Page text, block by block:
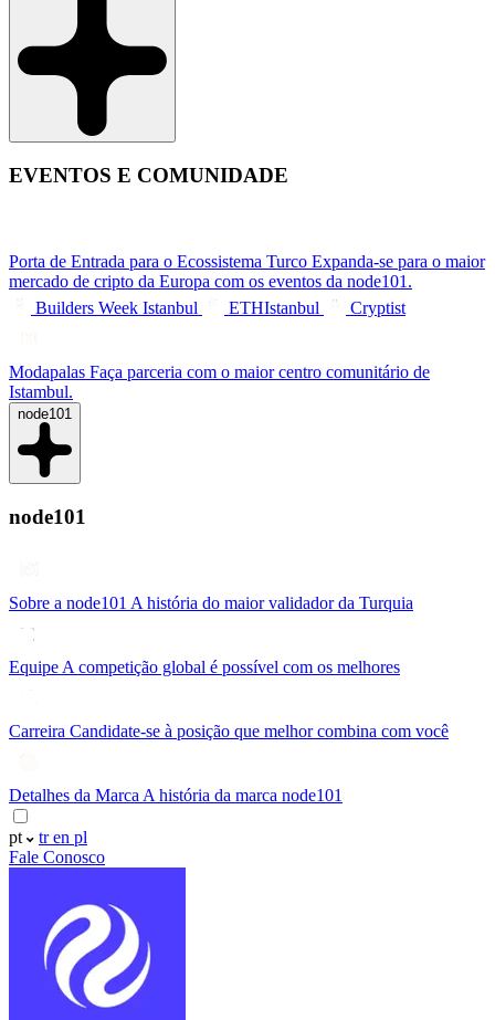
EVENTOS E COMUNIDADE
Porta de Entrada para o Ecossistema Turco Expanda-se para o maior
mercado de cripto da Europa com os eventos da node101.
Builders Week Istanbul
ETHIstanbul Cryptist
Modapalas Faça parceria com o maior centro comunitário de
Istambul.
node101
node101
Sobre a node101 A história do maior validador da Turquia
Equipe A competição global é possível com os melhores
Carreira Candidate-se à posição que melhor combina com você
Detalhes da Marca A história da marca node101
pt tren pl
Fale Conosco